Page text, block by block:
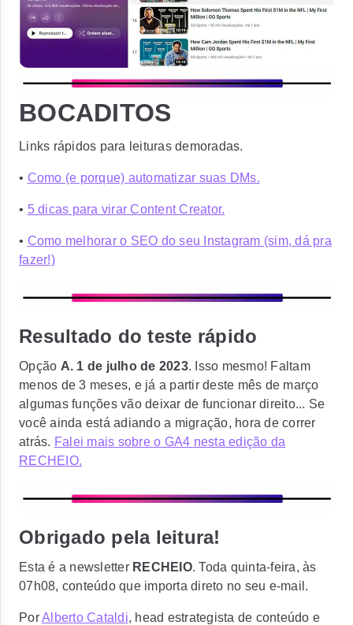
BOCADITOS
Links rápidos para leituras demoradas.
• Como (e porque) automatizar suas DMs.
• 5 dicas para virar Content Creator.
• Como melhorar o SEO do seu Instagram (sim, dá pra
fazer!)
Resultado do teste rápido
Opção A. 1 de julho de 2023. Isso mesmo! Faltam
menos de 3 meses, e já a partir deste mês de março
algumas funções vão deixar de funcionar direito... Se
você ainda está adiando a migração, hora de correr
atrás. Falei mais sobre o GA4 nesta edição da
RECHEIO.
Obrigado pela leitura!
Esta é a newsletter RECHEIO. Toda quinta-feira, às
07h08, conteúdo que importa direto no seu e-mail.
PorAlberto Cataldi, head estrategista de conteúdo e